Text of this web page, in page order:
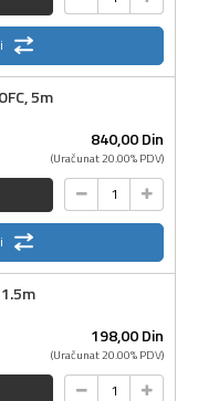
5m
840,00Din
(Uračunat 20.00% PDV)
198,00Din
(Uračunat 20.00% PDV)